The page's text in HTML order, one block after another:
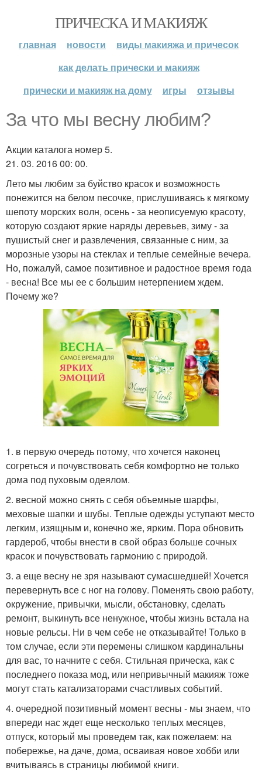
ПРИЧЕСКА И МАКИЯЖ
главная новости
виды макияжа и причесок
как делать прически и макияж
прически и макияж на дому
игры отзывы
За что мы весну любим?
Акции каталога номер 5.
21. 03. 2016 00: 00.
Лето мы любим за буйство красок и возможность
понежится на белом песочке, прислушиваясь к мягкому
шепоту морских волн, осень - за неописуемую красоту,
которую создают яркие наряды деревьев, зиму - за
пушистый снег и развлечения, связанные с ним, за
морозные узоры на стеклах и теплые семейные вечера.
Но, пожалуй, самое позитивное и радостное время года
- весна! Все мы ее с большим нетерпением ждем.
Почему же?
1. в первую очередь потому, что хочется наконец
согреться и почувствовать себя комфортно не только
дома под пуховым одеялом.
2. весной можно снять с себя объемные шарфы,
меховые шапки и шубы. Теплые одежды уступают место
легким, изящным и, конечно же, ярким. Пора обновить
гардероб, чтобы внести в свой образ больше сочных
красок и почувствовать гармонию с природой.
3. а еще весну не зря называют сумасшедшей! Хочется
перевернуть все с ног на голову. Поменять свою работу,
окружение, привычки, мысли, обстановку, сделать
ремонт, выкинуть все ненужное, чтобы жизнь встала на
новые рельсы. Ни в чем себе не отказывайте! Только в
том случае, если эти перемены слишком кардинальны
для вас, то начните с себя. Стильная прическа, как с
последнего показа мод, или непривычный макияж тоже
могут стать катализаторами счастливых событий.
4. очередной позитивный момент весны - мы знаем, что
впереди нас ждет еще несколько теплых месяцев,
отпуск, который мы проведем так, как пожелаем: на
побережье, на даче, дома, осваивая новое хобби или
вчитываясь в страницы любимой книги.